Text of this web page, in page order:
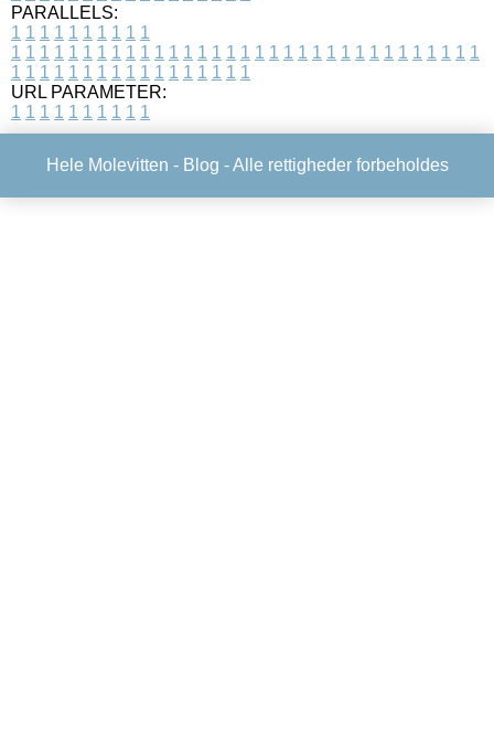
PARALLELS:
1 1 1 1 1 1 1 1 1 1
1 1 1 1 1 1 1 1 1 1 1 1 1 1 1 1 1 1 1 1 1 1 1 1 1 1 1 1 1 1 1 1 1
1 1 1 1 1 1 1 1 1 1 1 1 1 1 1 1 1
URL PARAMETER:
1 1 1 1 1 1 1 1 1 1
Hele Molevitten - Blog - Alle rettigheder forbeholdes